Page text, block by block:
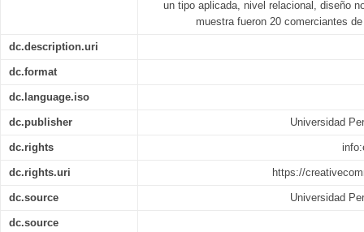
un tipo aplicada, nivel relacional, diseño
muestra fueron 20 comerciantes
dc.description.uri
dc.format
dc.language.iso
dc.publisher Universidad
dc.rights
dc.rights.uri https://
dc.source Universidad
dc.source